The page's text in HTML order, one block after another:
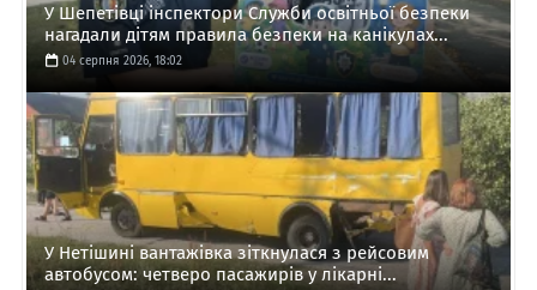
У Шепетівці інспектори Служби освітньої безпеки
нагадали дітям правила безпеки на канікулах...
04 серпня 2026, 18:02
У Нетішині вантажівка зіткнулася з рейсовим
автобусом: четверо пасажирів у лікарні...